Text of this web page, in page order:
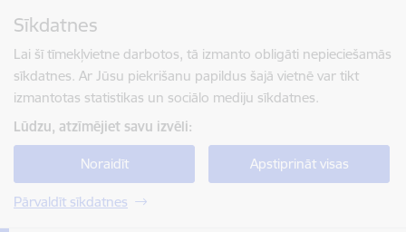
Sīkdatnes
Lai šī tīmekļvietne darbotos, tā izmanto obligāti nepieciešamās
sīkdatnes. Ar Jūsu piekrišanu papildus šajā vietnē var tikt
izmantotas statistikas un sociālo mediju sīkdatnes.
Lūdzu, atzīmējiet savu izvēli:
Noraidīt Apstiprināt visas
Pārvaldīt sīkdatnes